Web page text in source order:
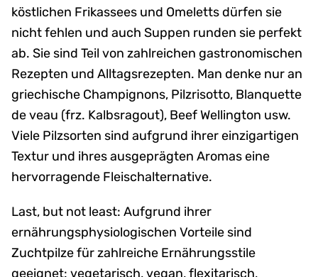
köstlichen Frikassees und Omeletts dürfen sie
nicht fehlen und auch Suppen runden sie perfekt
ab. Sie sind Teil von zahlreichen gastronomischen
Rezepten und Alltagsrezepten. Man denke nur an
griechische Champignons, Pilzrisotto, Blanquette
de veau (frz. Kalbsragout), Beef Wellington usw.
Viele Pilzsorten sind aufgrund ihrer einzigartigen
Textur und ihres ausgeprägten Aromas eine
hervorragende Fleischalternative.
Last, but not least: Aufgrund ihrer
ernährungsphysiologischen Vorteile sind
Zuchtpilze für zahlreiche Ernährungsstile
geeignet: vegetarisch, vegan, flexitarisch,